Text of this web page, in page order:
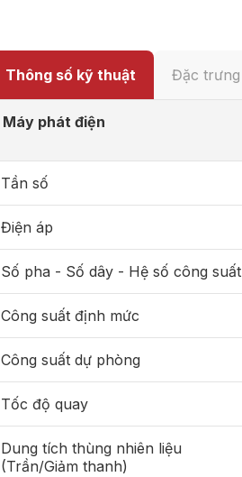
Thông số kỹ thuật Đặc trưng
Máy phát điện
Tần số
Điện áp
Số pha - Số dây - Hệ số công suất
Công suất định mức
Công suất dự phòng
Tốc độ quay
Dung tích thùng nhiên liệu
(Trần/Giảm thanh)